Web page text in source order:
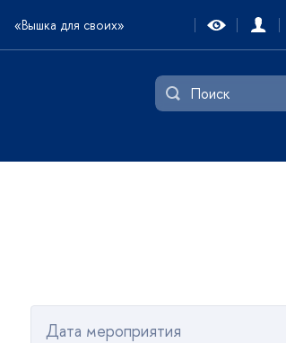
«Вышка для своих»
Дата мероприятия